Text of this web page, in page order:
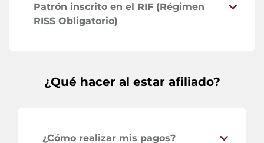
Patrón inscrito en el RIF (Régimen
RISS Obligatorio)
¿Qué hacer al estar afiliado?
¿Cómo realizar mis pagos?